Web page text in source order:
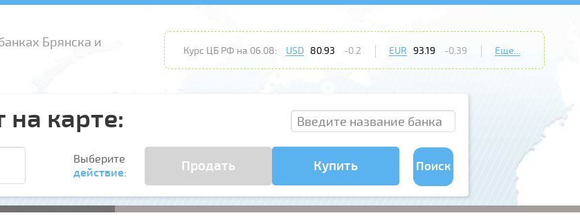
Брянска и
Курс ЦБ РФ на 06.08: USD 80.93 -0.2 EUR 93.19 -0.39 Еще...
на карте:
Выберите
действие: Продать Купить Поиск